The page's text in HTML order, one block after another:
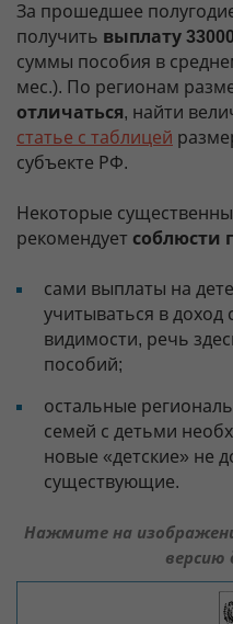
За прошедшее
получить выплату
суммы пособия в
мес.). По регионам
отличаться, найти
статье с таблицей
субъекте РФ.
Некоторые
рекомендует соблюсти
сами выплаты на
учитываться в
видимости, речь
пособий;
остальные
семей с детьми
новые «детские» не
существующие.
Нажмите на
версию